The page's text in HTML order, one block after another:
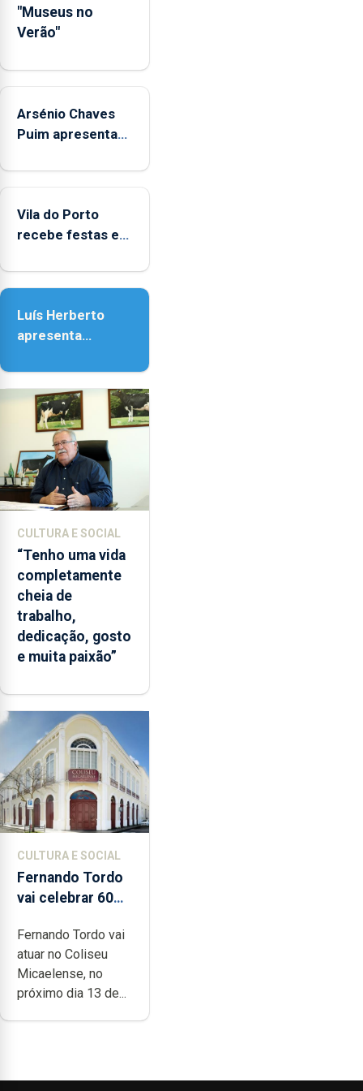
junto
das
"Museus no
Verão"
Arsénio Chaves
Puim apresenta
Biblioteca de Vila
Vila do Porto
recebe festas em
Senhora da
Luís Herberto
apresenta
Paisagem’
CULTURA E SOCIAL
“Tenho uma vida
completamente
cheia de
trabalho,
dedicação, gosto
e muita paixão”
CULTURA E SOCIAL
Fernando Tordo
vai celebrar 60
no Coliseu
Micaelense
Fernando Tordo vai
atuar no Coliseu
Micaelense, no
próximo dia 13 de...